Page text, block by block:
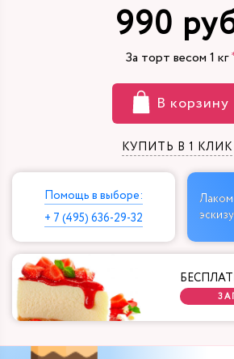
990
За торт весом 1 кг
В корзину
КУПИТЬ В 1 КЛИК
Помощь в выборе:
+ 7 (495) 636-29-32